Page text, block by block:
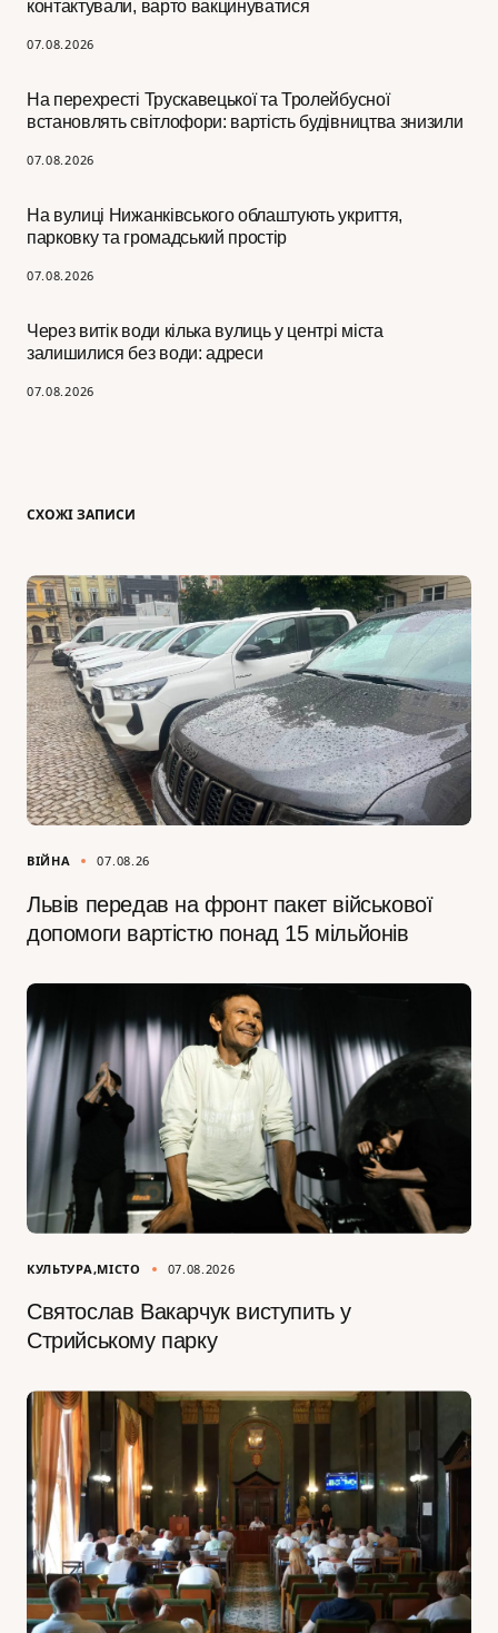
контактували, варто вакцинуватися
07.08.2026
На перехресті Трускавецької та Тролейбусної
встановлять світлофори: вартість будівництва знизили
07.08.2026
На вулиці Нижанківського облаштують укриття,
парковку та громадський простір
07.08.2026
Через витік води кілька вулиць у центрі міста
залишилися без води: адреси
07.08.2026
СХОЖІ ЗАПИСИ
ВІЙНА 07.08.26
Львів передав на фронт пакет військової
допомоги вартістю понад 15 мільйонів
КУЛЬТУРА МІСТО 07.08.2026
Святослав Вакарчук виступить у
Стрийському парку